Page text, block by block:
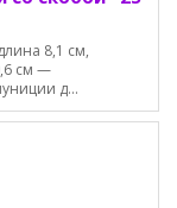
8,1 см,
см —
д...